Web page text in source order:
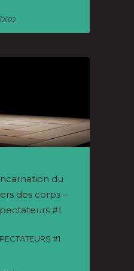
2022
du
des corps –
#1
#1